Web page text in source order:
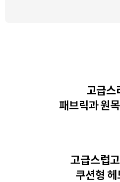
고급스
패브릭과 원
고급스럽
쿠션형